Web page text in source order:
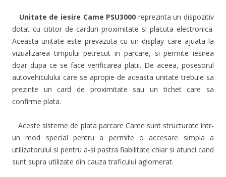
Unitate de iesire Came PSU3000 reprezinta un dispozitiv
dotat cu cititor de carduri proximitate si placuta electronica.
Aceasta unitate este prevazuta cu un display care ajuata la
vizualizarea timpului petrecut in parcare, si permite iesirea
doar dupa ce se face verificarea platii. De aceea, posesorul
autovehiculului care se apropie de aceasta unitate trebuie sa
prezinte un card de proximitate sau un tichet care sa
confirme plata.
Aceste sisteme de plata parcare Came sunt structurate intr-
un mod special pentru a permite o accesare simpla a
utilizatorului si pentru a-si pastra fiabilitate chiar si atunci cand
sunt supra utilizate din cauza traficului aglomerat.